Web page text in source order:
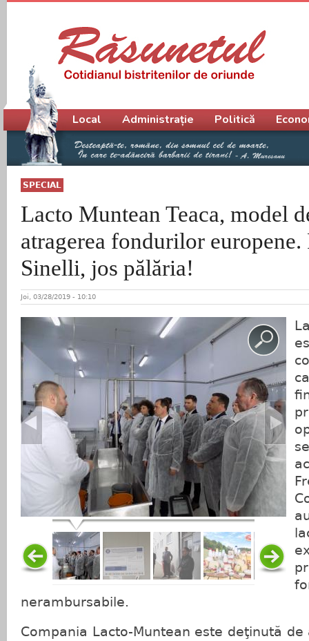
SPECIAL
Lacto Muntean Teaca, model
atragerea fondurilor europene.
Sinelli, jos pălăria!
Joi, 03/28/2019 - 10:10
nerambursabile.
Compania Lacto-Muntean este deţinută
Meniu principal
Local Administrație Politică